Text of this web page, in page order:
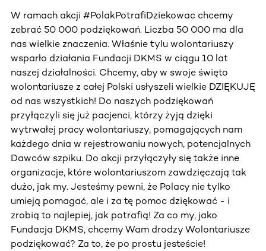
W ramach akcji #PolakPotrafiDziekowac chcemy
zebrać 50 000 podziękowań. Liczba 50 000 ma dla
nas wielkie znaczenia. Właśnie tylu wolontariuszy
wsparło działania Fundacji DKMS w ciągu 10 lat
naszej działalności. Chcemy, aby w swoje święto
wolontariusze z całej Polski usłyszeli wielkie DZIĘKUJĘ
od nas wszystkich! Do naszych podziękowań
przyłączyli się już pacjenci, którzy żyją dzięki
wytrwałej pracy wolontariuszy, pomagających nam
każdego dnia w rejestrowaniu nowych, potencjalnych
Dawców szpiku. Do akcji przyłączyły się także inne
organizacje, które wolontariuszom zawdzięczają tak
dużo, jak my. Jesteśmy pewni, że Polacy nie tylko
umieją pomagać, ale i za tę pomoc dziękować - i
zrobią to najlepiej, jak potrafią! Za co my, jako
Fundacja DKMS, chcemy Wam drodzy Wolontariusze
podziękować? Za to, że po prostu jesteście!